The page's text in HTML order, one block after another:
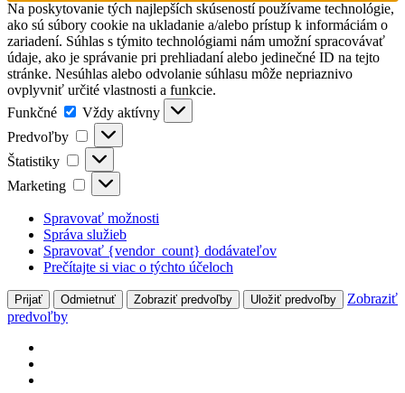
Na poskytovanie tých najlepších skúseností používame technológie,
ako sú súbory cookie na ukladanie a/alebo prístup k informáciám o
zariadení. Súhlas s týmito technológiami nám umožní spracovávať
údaje, ako je správanie pri prehliadaní alebo jedinečné ID na tejto
stránke. Nesúhlas alebo odvolanie súhlasu môže nepriaznivo
ovplyvniť určité vlastnosti a funkcie.
Funkčné
Funkčné
Vždy aktívny
Predvoľby
Predvoľby
Štatistiky Štatistiky
Marketing Marketing
Spravovať možnosti
Správa služieb
Spravovať {vendor_count} dodávateľov
Prečítajte si viac o týchto účeloch
Prijať Odmietnuť Zobraziť predvoľby Uložiť predvoľby
Zobraziť
predvoľby